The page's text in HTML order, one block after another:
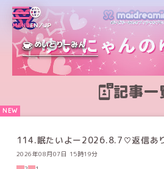
MENUEN／JP
めいどりーみん
記事一
114.眠たいよー2026.8.7♡返信あ
2026年08月07日 15時19分